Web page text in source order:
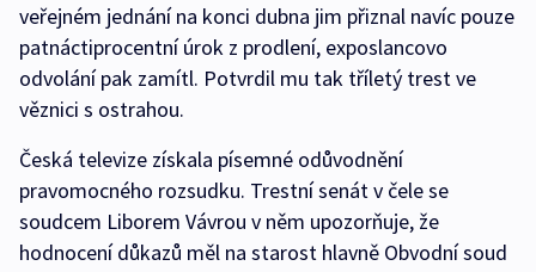
veřejném jednání na konci dubna jim přiznal navíc pouze
patnáctiprocentní úrok z prodlení, exposlancovo
odvolání pak zamítl. Potvrdil mu tak tříletý trest ve
věznici s ostrahou.
Česká televize získala písemné odůvodnění
pravomocného rozsudku. Trestní senát v čele se
soudcem Liborem Vávrou v něm upozorňuje, že
hodnocení důkazů měl na starost hlavně Obvodní soud